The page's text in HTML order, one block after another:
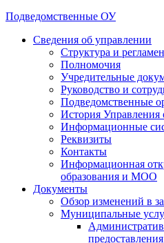
Подведомственные ОУ
Сведения об управлении
Структура и
Полномочия
Учредительные
Руководство и
Подведомственные
История Управления
Информационные
Реквизиты
Контакты
Информационная
образования и МОО
Документы
Обзор изменений в
Муниципальные